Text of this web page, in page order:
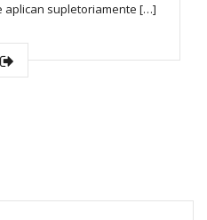
aplican supletoriamente […]